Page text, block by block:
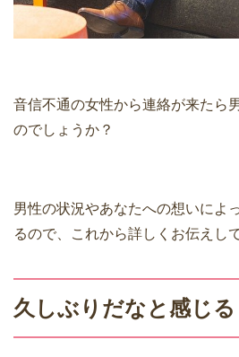
音信不通の女性から連絡が来たら
のでしょうか？
男性の状況やあなたへの想いによ
るので、これから詳しくお伝えし
久しぶりだなと感じる